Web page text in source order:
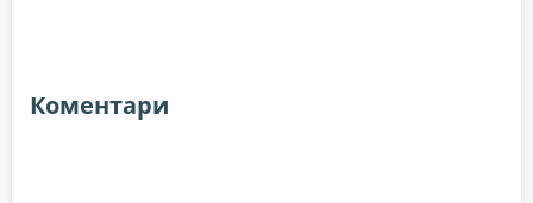
Коментари